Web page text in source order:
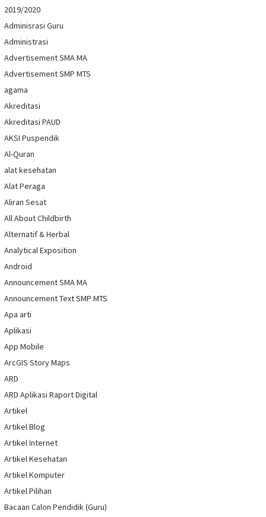
2019/2020
Adminisrasi Guru
Administrasi
Advertisement SMA MA
Advertisement SMP MTS
agama
Akreditasi
Akreditasi PAUD
AKSI Puspendik
Al-Quran
alat kesehatan
Alat Peraga
Aliran Sesat
All About Childbirth
Alternatif & Herbal
Analytical Exposition
Android
Announcement SMA MA
Announcement Text SMP MTS
Apa arti
Aplikasi
App Mobile
ArcGIS Story Maps
ARD
ARD Aplikasi Raport Digital
Artikel
Artikel Blog
Artikel Internet
Artikel Kesehatan
Artikel Komputer
Artikel Pilihan
Bacaan Calon Pendidik (Guru)